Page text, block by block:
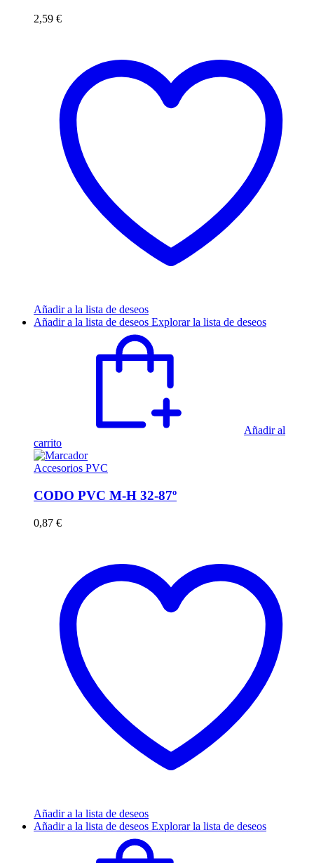
2,59 €
Añadir a la lista de deseos
Añadir a la lista de deseos Explorar la lista de deseos
Añadir al
carrito
Accesorios PVC
CODO PVC M-H 32-87º
0,87 €
Añadir a la lista de deseos
Añadir a la lista de deseos Explorar la lista de deseos